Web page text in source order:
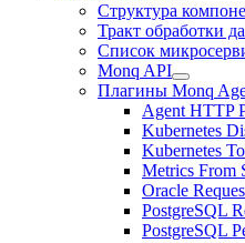
Структура
Тракт обработки
Список
Monq API
Плагины Monq
Agent HTTP
Kubernetes
Kubernetes
Metrics From
Oracle
PostgreSQL
PostgreSQL